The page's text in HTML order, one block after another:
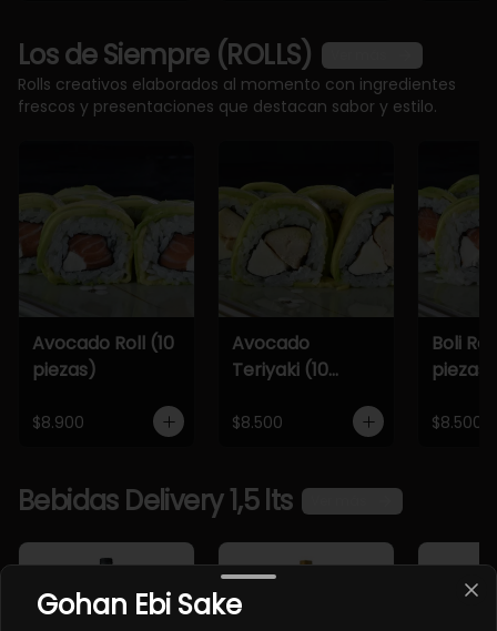
Los de Siempre (ROLLS)
Rolls creativos elaborados al momento con ingredientes
frescos y presentaciones que destacan sabor y estilo.
Avocado Roll (10
piezas)
$8.900
Avocado
Teriyaki (10
$8.500
Boli
piezas)
$8.500
Bebidas Delivery 1,5 lts
Gohan Ebi Sake